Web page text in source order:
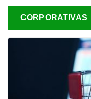
CORPORATIVAS